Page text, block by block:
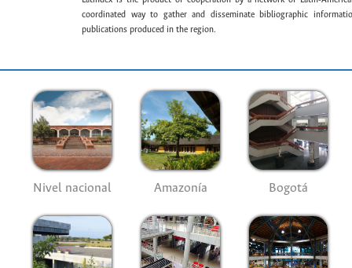
coordinated way to gather and disseminate bibliographic
publications produced in the region.
Nivel nacional Amazonía Bogotá